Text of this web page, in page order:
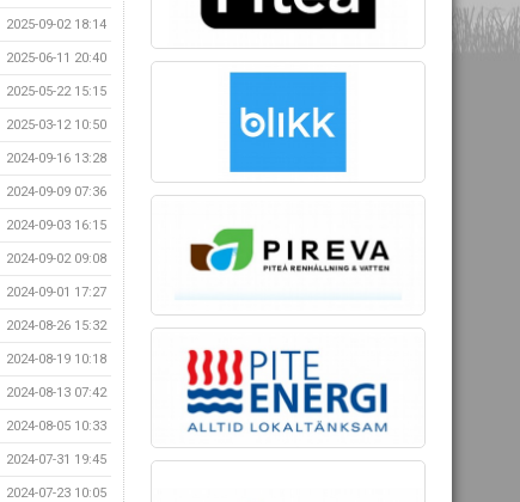
2025-09-02 18:14
2025-06-11 20:40
2025-05-22 15:15
2025-03-12 10:50
2024-09-16 13:28
2024-09-09 07:36
2024-09-03 16:15
2024-09-02 09:08
2024-09-01 17:27
2024-08-26 15:32
2024-08-19 10:18
2024-08-13 07:42
2024-08-05 10:33
2024-07-31 19:45
2024-07-23 10:05